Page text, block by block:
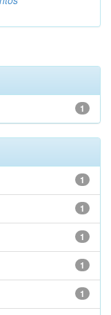
1
1
1
1
1
1